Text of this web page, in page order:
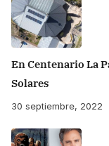
En Centenario La
Solares
30 septiembre, 2022